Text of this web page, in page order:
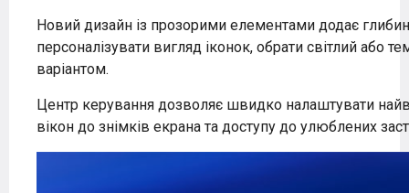
Новий дизайн із прозорими елементами додає
персоналізувати вигляд іконок, обрати світлий або
варіантом.
Центр керування дозволяє швидко налаштувати
вікон до знімків екрана та доступу до улюблених